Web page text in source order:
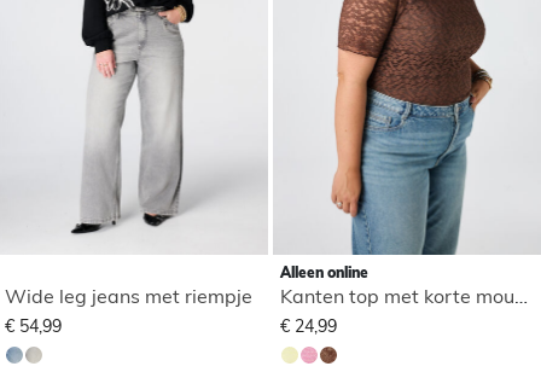
Wide leg jeans met riempje
€ 54,99
Alleen online
Kanten top met korte mouwen
€ 24,99